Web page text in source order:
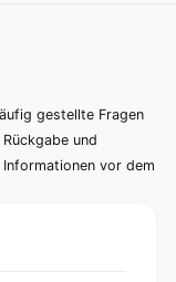
gestellte Fragen
und
vor dem